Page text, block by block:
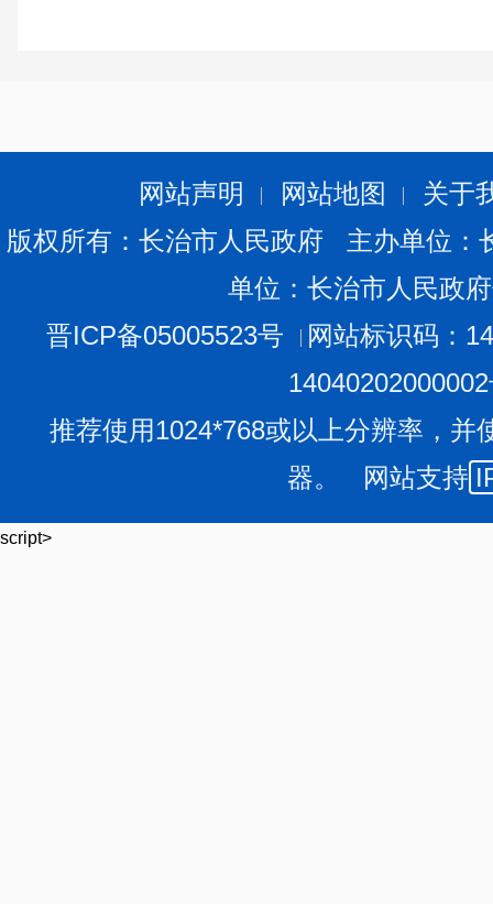
网站声明 网站地图
关于
版权所有：长治市人民政府 主办单位
单位：长治市人民政
晋ICP备05005523号
网站标识码：
推荐使用1024*768或以上分辨率，并
器。 网站支持
script>